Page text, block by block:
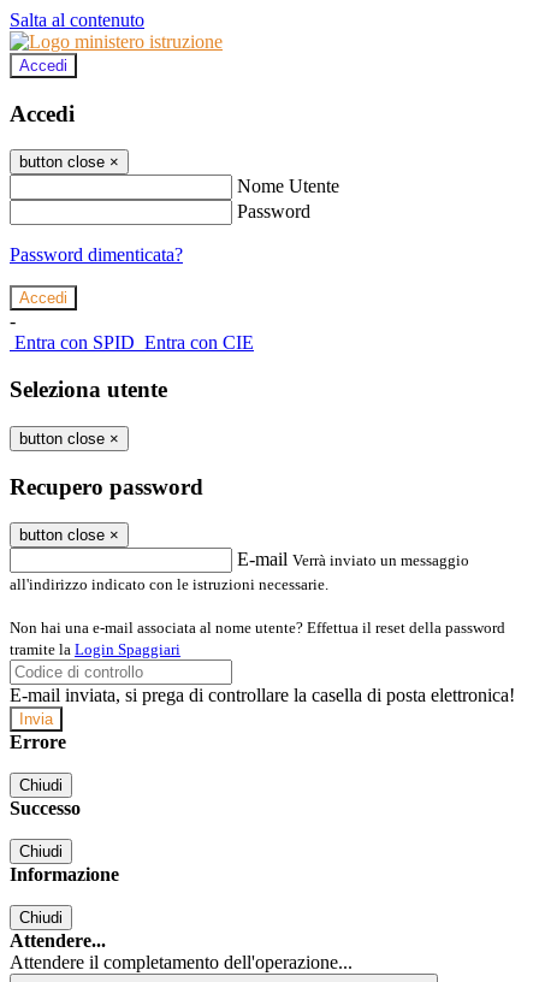
Salta al contenuto
Accedi
Accedi
button close ×
Nome Utente
Password
Password dimenticata?
-
Entra con SPID Entra con CIE
Seleziona utente
button close ×
Recupero password
button close ×
E-mail Verrà inviato un messaggio
all'indirizzo indicato con le istruzioni necessarie.
Non hai una e-mail associata al nome utente? Effettua il reset della password
tramite la Login Spaggiari
E-mail inviata, si prega di controllare la casella di posta elettronica!
Errore
Chiudi
Successo
Chiudi
Informazione
Chiudi
Attendere...
Attendere il completamento dell'operazione...